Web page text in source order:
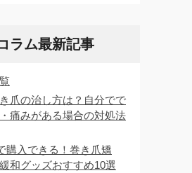
ラム最新記事
爪の治し方は？自分でで
痛みがある場合の対処法
購入できる！巻き爪矯
和グッズおすすめ10選